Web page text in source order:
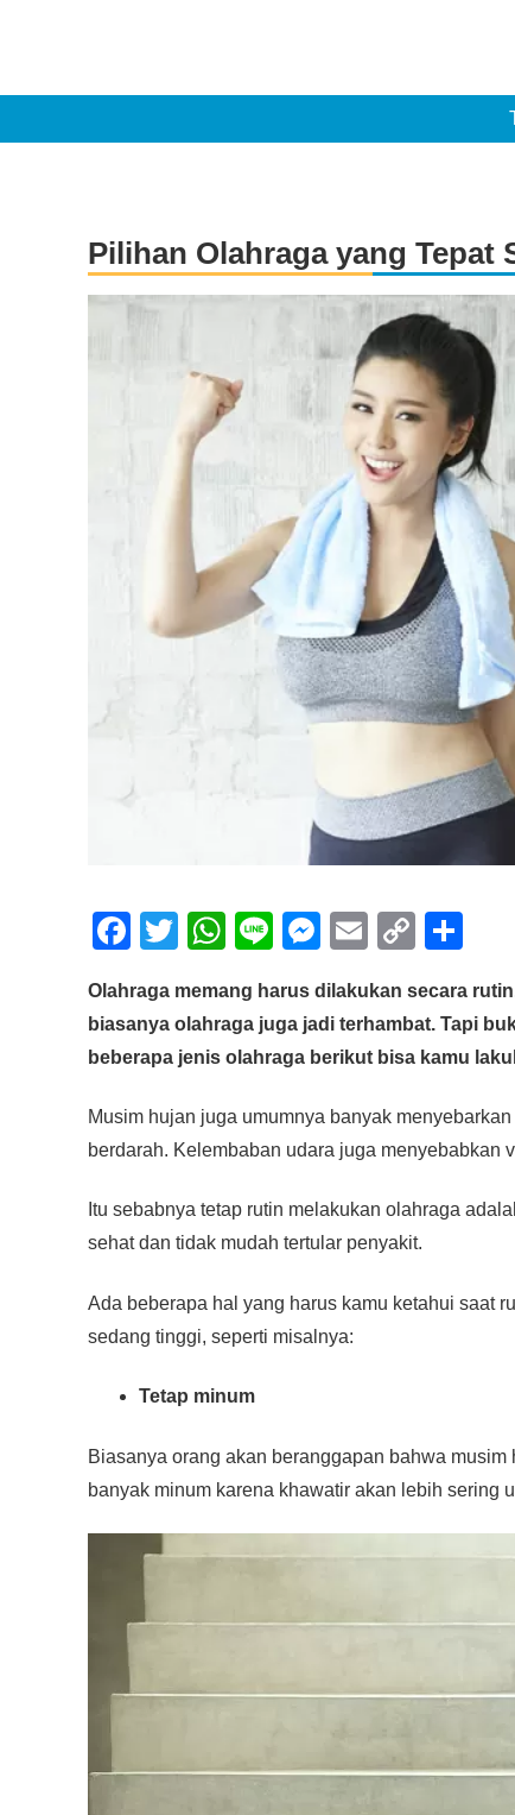
Pilihan Olahraga yang Tepat
F
c
e
o
o
k
T
tt
er
W
at
s
p
p
Li
e
M
ss
e
g
er
E
ail
C
p
y
n
k
ar
e
Olahraga memang harus dilakukan secara
biasanya olahraga juga jadi terhambat. Tapi
beberapa jenis olahraga berikut bisa kamu
Musim hujan juga umumnya banyak
berdarah. Kelembaban udara juga menyebabkan
Itu sebabnya tetap rutin melakukan olahraga
sehat dan tidak mudah tertular penyakit.
Ada beberapa hal yang harus kamu ketahui saat
sedang tinggi, seperti misalnya:
Tetap minum
Biasanya orang akan beranggapan bahwa
banyak minum karena khawatir akan lebih sering